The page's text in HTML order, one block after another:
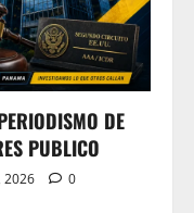
DE
PUBLICO
2026 0